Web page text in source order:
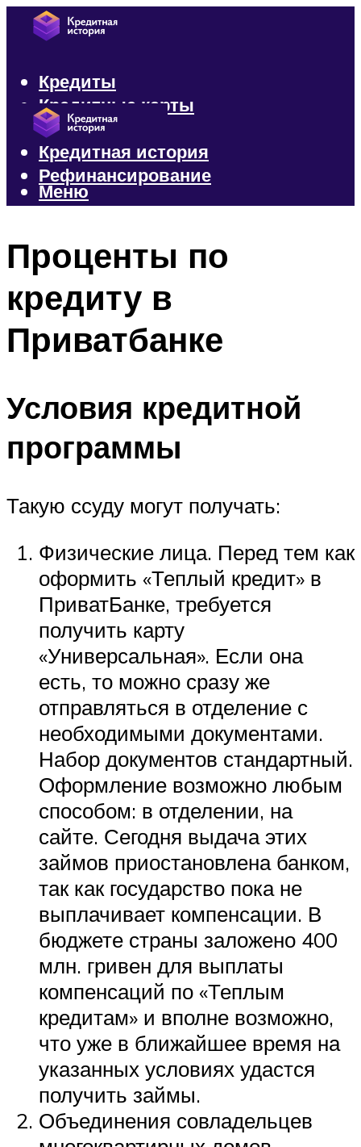
Кредиты
Кредитные карты
Микрозаймы
Кредитная история
Рефинансирование
Меню
Проценты по
кредиту в
Приватбанке
Условия кредитной
программы
Такую ссуду могут получать:
Физические лица. Перед тем как
оформить «Теплый кредит» в
ПриватБанке, требуется
получить карту
«Универсальная». Если она
есть, то можно сразу же
отправляться в отделение с
необходимыми документами.
Набор документов стандартный.
Оформление возможно любым
способом: в отделении, на
сайте. Сегодня выдача этих
займов приостановлена банком,
так как государство пока не
выплачивает компенсации. В
бюджете страны заложено 400
млн. гривен для выплаты
компенсаций по «Теплым
кредитам» и вполне возможно,
что уже в ближайшее время на
указанных условиях удастся
получить займы.
Объединения совладельцев